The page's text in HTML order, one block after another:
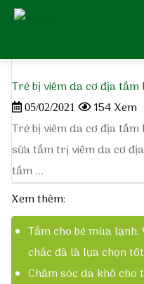
Giới thiệu Dược Khoa
Giới thiệu
Giới thiệu Diệp An
Gạc Rơ Lưỡi Diệp
Xịt muỗi Diệp An Nhi
Home
Trẻ bị viêm da cơ địa tắm
05/02/2021
154 Xem
Trẻ bị viêm da cơ địa
sữa tắm trị viêm da cơ
tắm ...
Xem thêm:
Tắm cho bé mùa
chắc đã là lựa chọn
Chăm sóc da khô cho